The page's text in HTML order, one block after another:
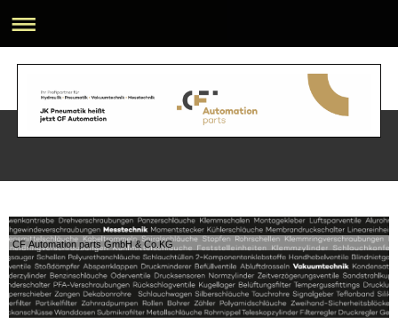
CF Automation parts GmbH & Co.KG